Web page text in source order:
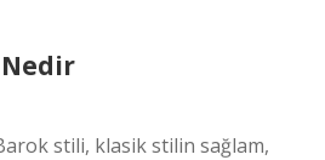
stili, klasik stilin sağlam,